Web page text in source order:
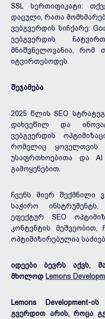
SSL სერთიფიკატი:
დაცული, რათა
ვებგვერდის სიჩქარე:
ვებგვერდის
მნიშვნელოვანია, რომ
იტვირთებოდეს.
შეჯამება
2025 წლის SEO
დახვეწილ და
ვებგვერდის
რომელიც ყოველთვის
უსაფრთხოებითა და AI
გამოყენებით.
ჩვენს მიერ შექმნილი
საჭირო
ეფექტურ SEO
კონტენტის მეშვეობით,
ოპტიმიზირებულია
იდეები ბევრს აქვს,
მხოლოდ Lemons
Lemons Development-
გვერდით არის, როცა